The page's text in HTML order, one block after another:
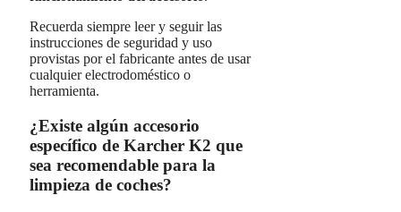
Recuerda siempre leer y seguir las
instrucciones de seguridad y uso
provistas por el fabricante antes de usar
cualquier electrodoméstico o
herramienta.
¿Existe algún accesorio
específico de Karcher K2 que
sea recomendable para la
limpieza de coches?